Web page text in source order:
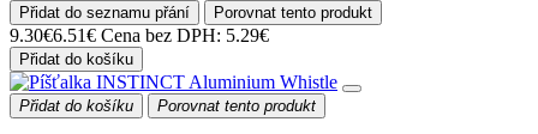
Přidat do seznamu přání Porovnat tento produkt
9.30€6.51€ Cena bez DPH: 5.29€
Přidat do košíku
Přidat do košíku Porovnat tento produkt